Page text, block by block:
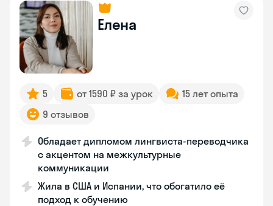
Елена
5 от 1590 ₽ за урок
15 лет опыта
9 отзывов
Обладает дипломом лингвиста-переводчика
с акцентом на межкультурные
коммуникации
Жила в США и Испании, что обогатило её
подход к обучению